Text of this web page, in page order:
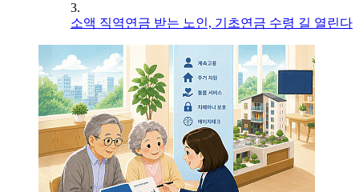
3.
소액 직역연금 받는 노인, 기초연금 수령 길 열린다